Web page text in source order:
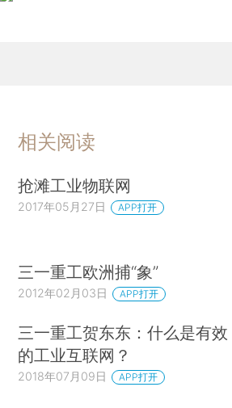
相关阅读
抢滩工业物联网
2017年05月27日 APP打开
三一重工欧洲捕“象”
2012年02月03日 APP打开
三一重工贺东东：什么是有效
的工业互联网？
2018年07月09日 APP打开